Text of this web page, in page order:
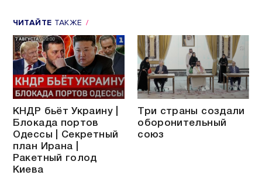
ЧИТАЙТЕ ТАКЖЕ
КНДР бьёт Украину |
Блокада портов
Одессы | Секретный
план Ирана |
Ракетный голод
Киева
Три страны создали
оборонительный
союз